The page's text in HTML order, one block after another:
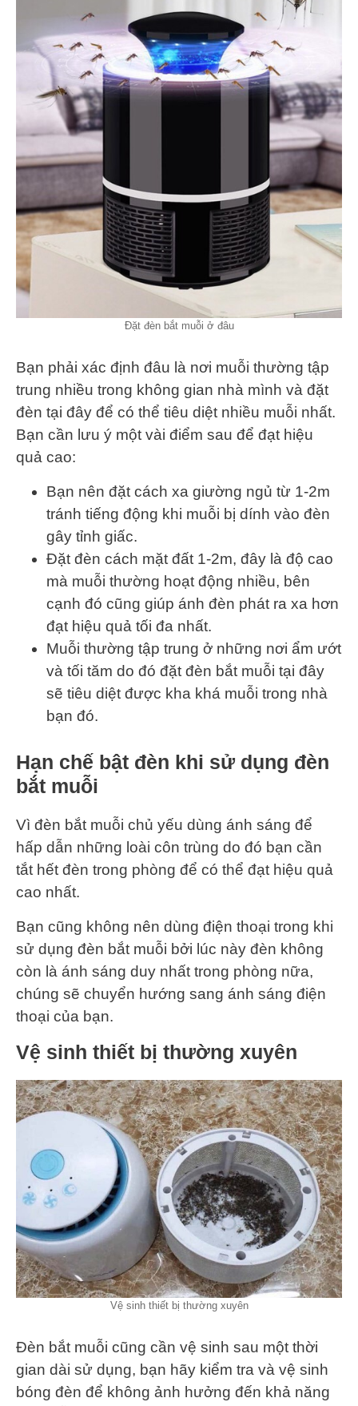
Đặt đèn bắt muỗi ở đâu
Bạn phải xác định đâu là nơi muỗi thường tập
trung nhiều trong không gian nhà mình và đặt
đèn tại đây để có thể tiêu diệt nhiều muỗi nhất.
Bạn cần lưu ý một vài điểm sau để đạt hiệu
quả cao:
Bạn nên đặt cách xa giường ngủ từ 1-2m
tránh tiếng động khi muỗi bị dính vào đèn
gây tỉnh giấc.
Đặt đèn cách mặt đất 1-2m, đây là độ cao
mà muỗi thường hoạt động nhiều, bên
cạnh đó cũng giúp ánh đèn phát ra xa hơn
đạt hiệu quả tối đa nhất.
Muỗi thường tập trung ở những nơi ẩm ướt
và tối tăm do đó đặt đèn bắt muỗi tại đây
sẽ tiêu diệt được kha khá muỗi trong nhà
bạn đó.
Hạn chế bật đèn khi sử dụng đèn
bắt muỗi
Vì đèn bắt muỗi chủ yếu dùng ánh sáng để
hấp dẫn những loài côn trùng do đó bạn cần
tắt hết đèn trong phòng để có thể đạt hiệu quả
cao nhất.
Bạn cũng không nên dùng điện thoại trong khi
sử dụng đèn bắt muỗi bởi lúc này đèn không
còn là ánh sáng duy nhất trong phòng nữa,
chúng sẽ chuyển hướng sang ánh sáng điện
thoại của bạn.
Vệ sinh thiết bị thường xuyên
Vệ sinh thiết bị thường xuyên
Đèn bắt muỗi cũng cần vệ sinh sau một thời
gian dài sử dụng, bạn hãy kiểm tra và vệ sinh
bóng đèn để không ảnh hưởng đến khả năng